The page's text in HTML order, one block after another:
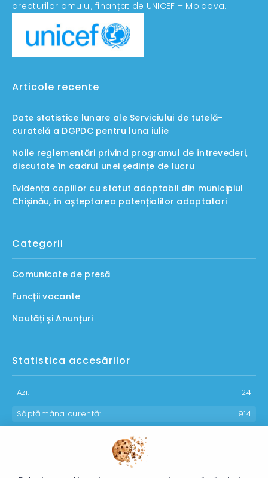
drepturilor omului, finanțat de UNICEF – Moldova.
Articole recente
Date statistice lunare ale Serviciului de tutelă-
curatelă a DGPDC pentru luna iulie
Noile reglementări privind programul de întrevederi,
discutate în cadrul unei ședințe de lucru
Evidența copiilor cu statut adoptabil din municipiul
Chișinău, în așteptarea potențialilor adoptatori
Categorii
Comunicate de presă
Funcții vacante
Noutăți și Anunțuri
Statistica accesărilor
Azi:
24
Săptămâna curentă:
914